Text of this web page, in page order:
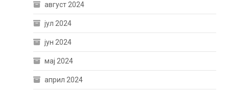
август 2024
јул 2024
јун 2024
мај 2024
април 2024